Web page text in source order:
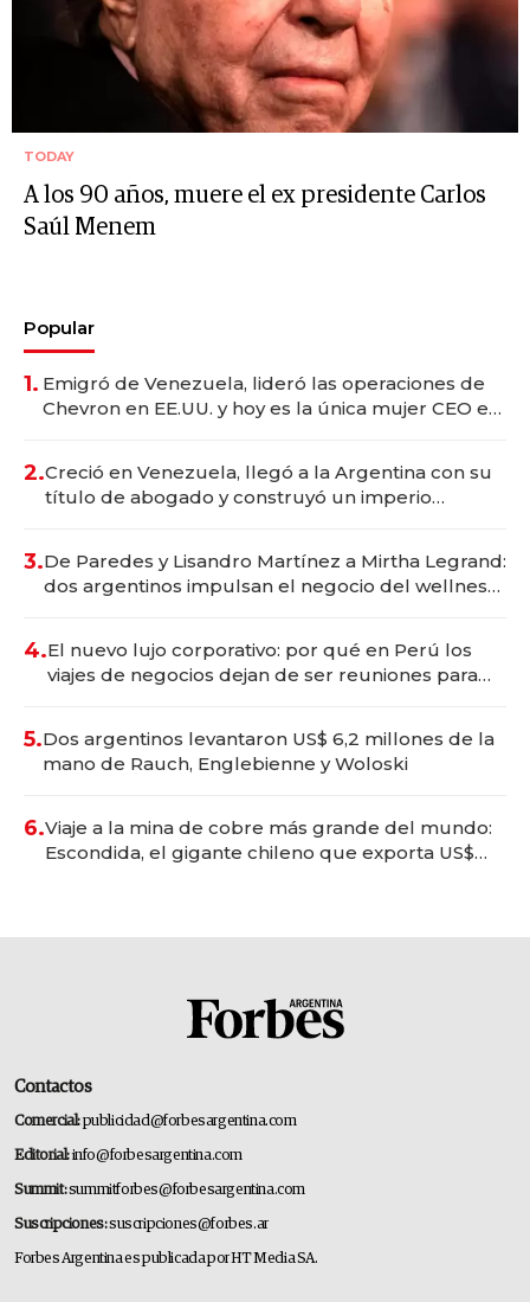
TODAY
A los 90 años, muere el ex presidente Carlos
Saúl Menem
Popular
1. Emigró de Venezuela, lideró las operaciones de
Chevron en EE.UU. y hoy es la única mujer CEO en
2.Creció en Venezuela, llegó a la Argentina con su
título de abogado y construyó un imperio
3.De Paredes y Lisandro Martínez a Mirtha Legrand:
dos argentinos impulsan el negocio del wellness
4.El nuevo lujo corporativo: por qué en Perú los
viajes de negocios dejan de ser reuniones para
5.Dos argentinos levantaron US$ 6,2 millones de la
mano de Rauch, Englebienne y Woloski
6.Viaje a la mina de cobre más grande del mundo:
Escondida, el gigante chileno que exporta US$
Contactos
Comercial:publicidad@forbesargentina.com
Editorial:info@forbesargentina.com
Summit:summitforbes@forbesargentina.com
Suscripciones:suscripciones@forbes.ar
Forbes Argentina es publicada por HT Media SA.